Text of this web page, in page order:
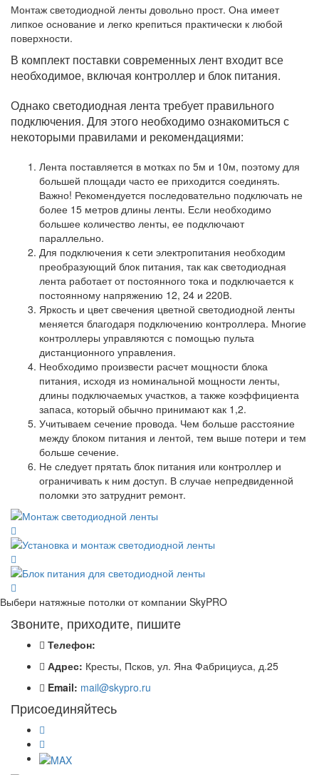
Монтаж светодиодной ленты довольно прост. Она имеет
липкое основание и легко крепиться практически к любой
поверхности.
В комплект поставки современных лент входит все
необходимое, включая контроллер и блок питания.
Однако светодиодная лента требует правильного
подключения. Для этого необходимо ознакомиться с
некоторыми правилами и рекомендациями:
Лента поставляется в мотках по 5м и 10м, поэтому для
большей площади часто ее приходится соединять.
Важно! Рекомендуется последовательно подключать не
более 15 метров длины ленты. Если необходимо
большее количество ленты, ее подключают
параллельно.
Для подключения к сети электропитания необходим
преобразующий блок питания, так как светодиодная
лента работает от постоянного тока и подключается к
постоянному напряжению 12, 24 и 220В.
Яркость и цвет свечения цветной светодиодной ленты
меняется благодаря подключению контроллера. Многие
контроллеры управляются с помощью пульта
дистанционного управления.
Необходимо произвести расчет мощности блока
питания, исходя из номинальной мощности ленты,
длины подключаемых участков, а также коэффициента
запаса, который обычно принимают как 1,2.
Учитываем сечение провода. Чем больше расстояние
между блоком питания и лентой, тем выше потери и тем
больше сечение.
Не следует прятать блок питания или контроллер и
ограничивать к ним доступ. В случае непредвиденной
поломки это затруднит ремонт.
Выбери натяжные потолки от компании SkyPRO
Звоните, приходите, пишите
Телефон:
Адрес: Кресты, Псков, ул. Яна Фабрициуса, д.25
Email: mail@skypro.ru
Присоединяйтесь